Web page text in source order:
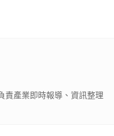
責產業即時報導、資訊整理